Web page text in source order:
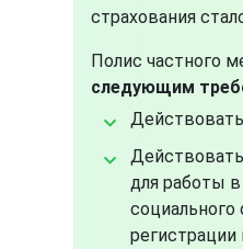
страхования
Полис частного
следующим
для работы
социального
регистрации